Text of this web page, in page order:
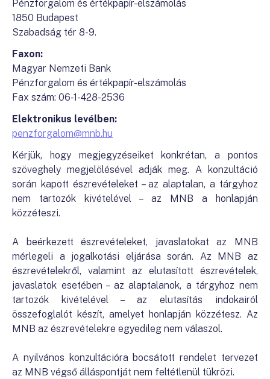
Pénzforgalom és értékpapír-elszámolás
1850 Budapest
Szabadság tér 8-9.
Faxon:
Magyar Nemzeti Bank
Pénzforgalom és értékpapír-elszámolás
Fax szám: 06-1-428-2536
Elektronikus levélben:
penzforgalom@mnb.hu
Kérjük, hogy megjegyzéseiket konkrétan, a pontos
szöveghely megjelölésével adják meg. A konzultáció
során kapott észrevételeket – az alaptalan, a tárgyhoz
nem tartozók kivételével – az MNB a honlapján
közzéteszi.
A beérkezett észrevételeket, javaslatokat az MNB
mérlegeli a jogalkotási eljárása során. Az MNB az
észrevételekről, valamint az elutasított észrevételek,
javaslatok esetében – az alaptalanok, a tárgyhoz nem
tartozók kivételével – az elutasítás indokairól
összefoglalót készít, amelyet honlapján közzétesz. Az
MNB az észrevételekre egyedileg nem válaszol.
A nyilvános konzultációra bocsátott rendelet tervezet
az MNB végső álláspontját nem feltétlenül tükrözi.